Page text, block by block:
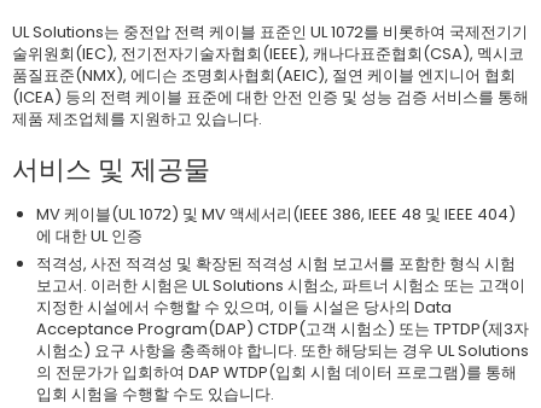
UL Solutions는 중전압 전력 케이블 표준인 UL 1072를 비롯하여 국제전기기
술위원회(IEC), 전기전자기술자협회(IEEE), 캐나다표준협회(CSA), 멕시코
품질표준(NMX), 에디슨 조명회사협회(AEIC), 절연 케이블 엔지니어 협회
(ICEA) 등의 전력 케이블 표준에 대한 안전 인증 및 성능 검증 서비스를 통해
제품 제조업체를 지원하고 있습니다.
서비스 및 제공물
MV 케이블(UL 1072) 및 MV 액세서리(IEEE 386, IEEE 48 및 IEEE 404)
에 대한 UL 인증
적격성, 사전 적격성 및 확장된 적격성 시험 보고서를 포함한 형식 시험
보고서. 이러한 시험은 UL Solutions 시험소, 파트너 시험소 또는 고객이
지정한 시설에서 수행할 수 있으며, 이들 시설은 당사의 Data
Acceptance Program(DAP) CTDP(고객 시험소) 또는 TPTDP(제3자
시험소) 요구 사항을 충족해야 합니다. 또한 해당되는 경우 UL Solutions
의 전문가가 입회하여 DAP WTDP(입회 시험 데이터 프로그램)를 통해
입회 시험을 수행할 수도 있습니다.